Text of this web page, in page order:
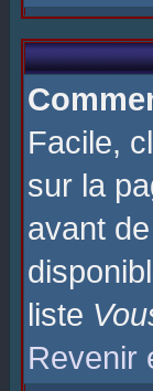
Facile,
sur la
avant
liste
Revenir